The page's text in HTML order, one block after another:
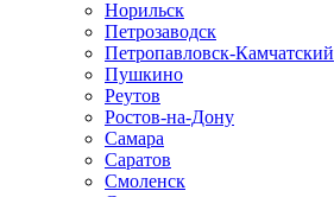
Норильск
Петрозаводск
Петропавловск-Камчатский
Пушкино
Реутов
Ростов-на-Дону
Самара
Саратов
Смоленск